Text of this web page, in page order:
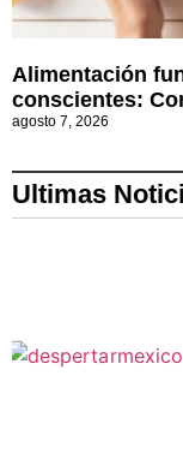
Alimentación
conscientes:
agosto 7, 2026
Ultimas